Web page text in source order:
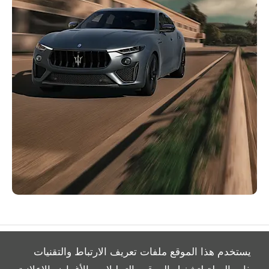
يستخدم هذا الموقع ملفات تعريف الارتباط والتقنيات